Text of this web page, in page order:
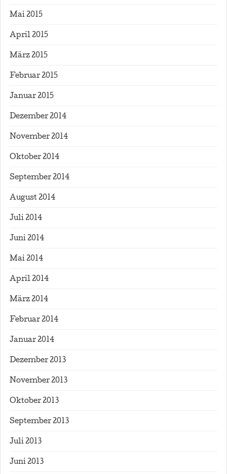
Mai 2015
April 2015
März 2015
Februar 2015
Januar 2015
Dezember 2014
November 2014
Oktober 2014
September 2014
August 2014
Juli 2014
Juni 2014
Mai 2014
April 2014
März 2014
Februar 2014
Januar 2014
Dezember 2013
November 2013
Oktober 2013
September 2013
Juli 2013
Juni 2013